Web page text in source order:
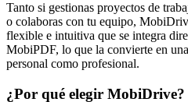
Tanto si gestionas proyectos de
o colaboras con tu equipo,
flexible e intuitiva que se integra
MobiPDF, lo que la convierte en
personal como profesional.
¿Por qué elegir MobiDrive?